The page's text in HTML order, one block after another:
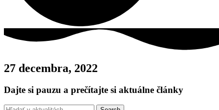
27 decembra, 2022
Dajte si pauzu a prečítajte si aktuálne články